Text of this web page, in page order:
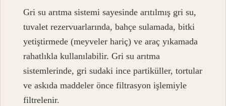
Gri su arıtma sistemi sayesinde arıtılmış gri su,
tuvalet rezervuarlarında, bahçe sulamada, bitki
yetiştirmede (meyveler hariç) ve araç yıkamada
rahatlıkla kullanılabilir. Gri su arıtma
sistemlerinde, gri sudaki ince partiküller, tortular
ve askıda maddeler önce filtrasyon işlemiyle
filtrelenir.